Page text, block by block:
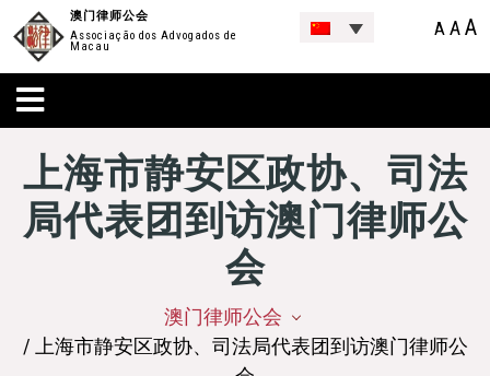
澳门律师公会
Associação dos Advogados de
Macau
A AA
上海市静安区政协、司法
局代表团到访澳门律师公
会
澳门律师公会
/ 上海市静安区政协、司法局代表团到访澳门律师公